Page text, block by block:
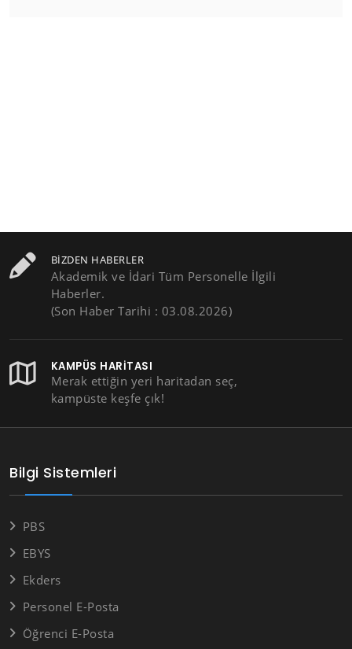
BIZDEN HABERLER
Akademik ve İdari Tüm Personelle İlgili
Haberler.
(Son Haber Tarihi : 03.08.2026)
KAMPÜS HARITASI
Merak ettiğin yeri haritadan seç,
kampüste keşfe çık!
Bilgi Sistemleri
PBS
EBYS
Ekders
Personel E-Posta
Öğrenci E-Posta